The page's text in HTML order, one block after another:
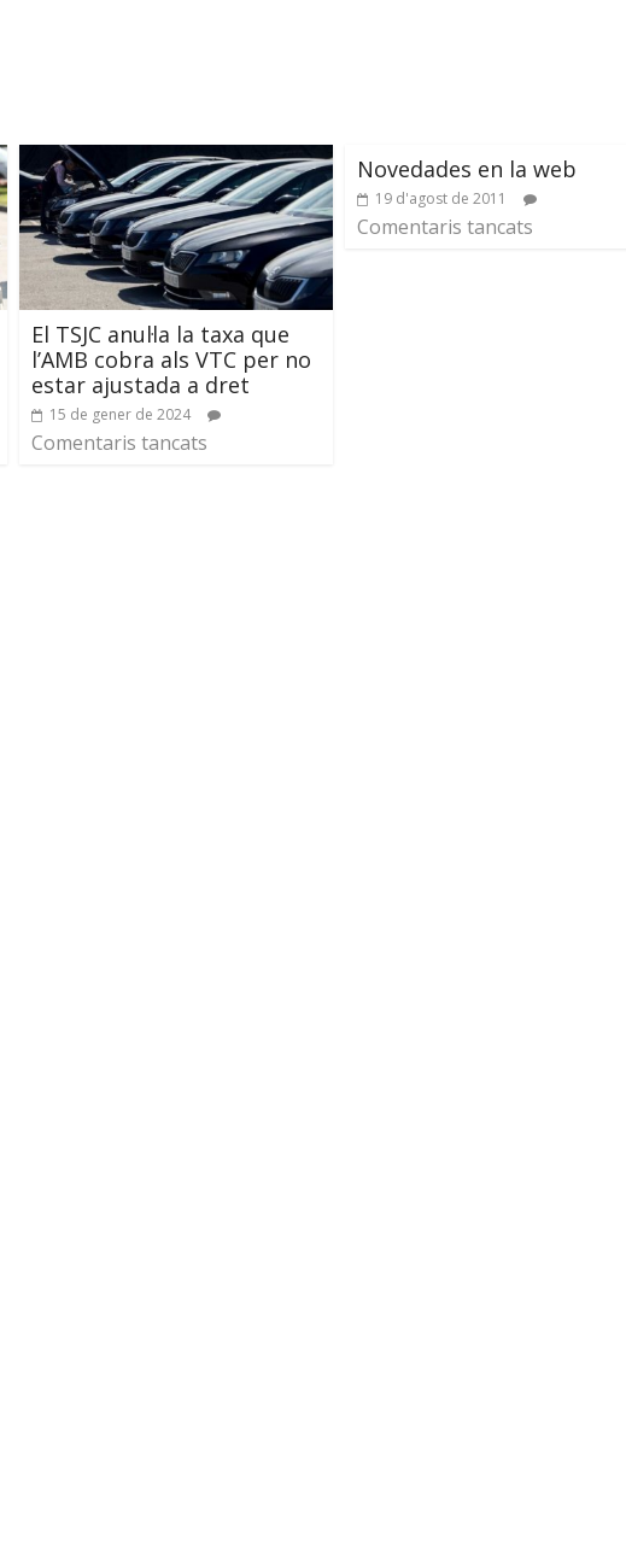
El TSJC anul·la la taxa que
l’AMB cobra als VTC per no
estar ajustada a dret
15 de gener de 2024
Comentaris tancats
Novedades en la web
19 d'agost de 2011
Comentaris tancats